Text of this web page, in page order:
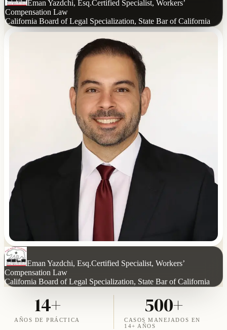
Eman Yazdchi, Esq.Certified Specialist, Workers’
Compensation Law
California Board of Legal Specialization, State Bar of California
Eman Yazdchi, Esq.Certified Specialist, Workers’
Compensation Law
California Board of Legal Specialization, State Bar of California
14+
AÑOS DE PRÁCTICA
500+
CASOS MANEJADOS EN
14+ AÑOS